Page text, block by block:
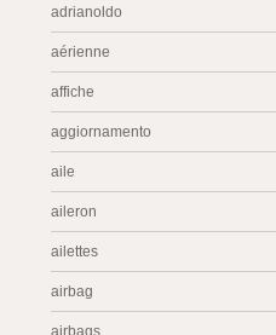
adrianoldo
aérienne
affiche
aggiornamento
aile
aileron
ailettes
airbag
airbags